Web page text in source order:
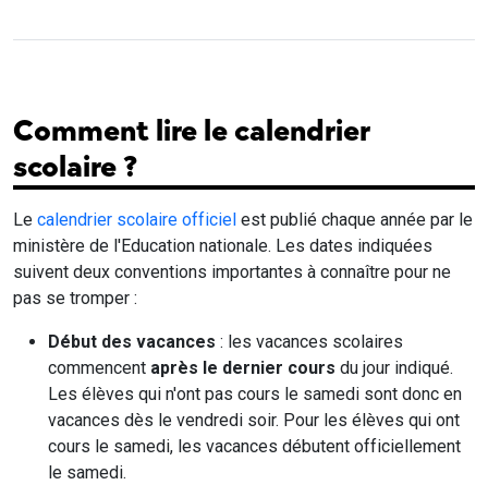
Comment lire le calendrier
scolaire ?
Le calendrier scolaire officiel est publié chaque année par le
ministère de l'Education nationale. Les dates indiquées
suivent deux conventions importantes à connaître pour ne
pas se tromper :
Début des vacances : les vacances scolaires
commencent après le dernier cours du jour indiqué.
Les élèves qui n'ont pas cours le samedi sont donc en
vacances dès le vendredi soir. Pour les élèves qui ont
cours le samedi, les vacances débutent officiellement
le samedi.